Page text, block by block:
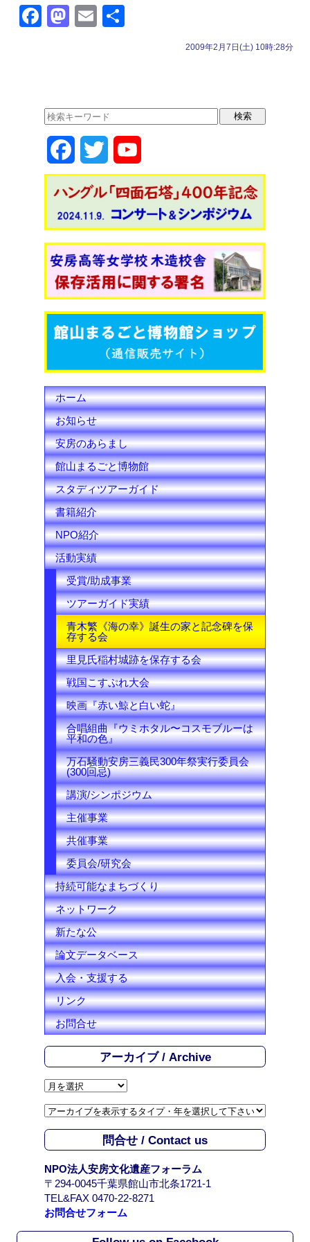
F
b
o
o
k
M
d
o
n
E
2009年2月7日(土) 10時:28分
a
e
b
o
o
w
t
t
e
r
o
T
u
b
e
C
h
a
n
n
e
l
ホーム
お知らせ
安房のあらまし
館山まるごと博物館
スタディツアーガイド
書籍紹介
NPO紹介
活動実績
受賞/助成事業
ツアーガイド実績
青木繁《海の幸》誕生の家と記念碑を保
存する会
里見氏稲村城跡を保存する会
戦国こすぷれ大会
映画『赤い鯨と白い蛇』
合唱組曲『ウミホタル〜コスモブルーは
平和の色』
万石騒動安房三義民300年祭実行委員会
(300回忌)
講演/シンポジウム
主催事業
共催事業
委員会/研究会
持続可能なまちづくり
ネットワーク
新たな公
論文データベース
入会・支援する
リンク
お問合せ
アーカイブ / Archive
ア
カ
イ
ブ
A
r
c
h
i
問合せ / Contact us
NPO法人安房文化遺産フォーラム
〒294-0045千葉県館山市北条1721-1
TEL&FAX 0470-22-8271
お問合せフォーム